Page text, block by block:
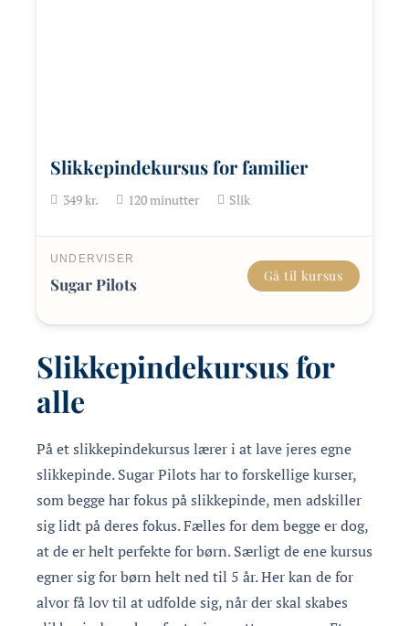
Slikkepindekursus for familier
349kr. 120minutter Slik
UNDERVISER
Sugar Pilots Gå til kursus
Slikkepindekursus for
alle
På et slikkepindekursus lærer i at lave jeres egne
slikkepinde. Sugar Pilots har to forskellige kurser,
som begge har fokus på slikkepinde, men adskiller
sig lidt på deres fokus. Fælles for dem begge er dog,
at de er helt perfekte for børn. Særligt de ene kursus
egner sig for børn helt ned til 5 år. Her kan de for
alvor få lov til at udfolde sig, når der skal skabes